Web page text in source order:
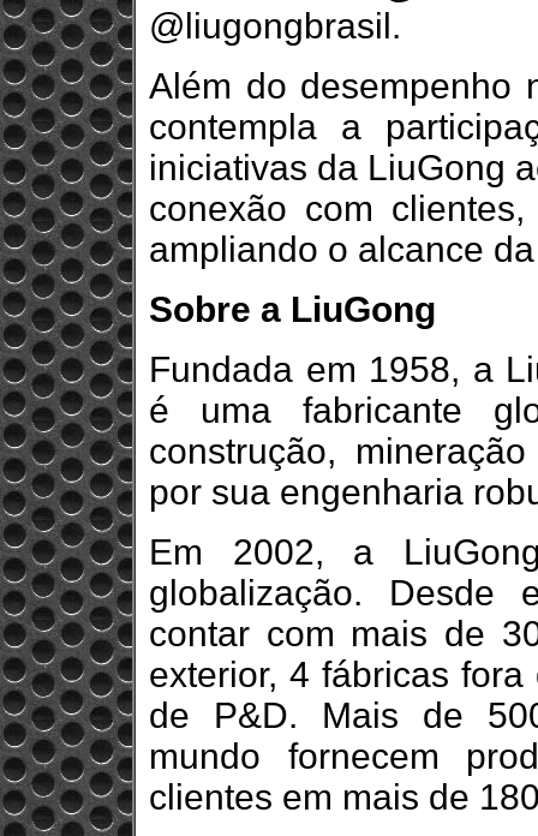
@liugongbrasil.
Além do desempenho
contempla a
iniciativas da LiuGong
conexão com
ampliando o alcance
Sobre a LiuGong
Fundada em 1958, a
é uma fabricante
construção,
por sua engenharia
Em 2002, a
globalização. Desde
contar com mais de
exterior, 4 fábricas
de P&D. Mais de
mundo fornecem
clientes em mais de